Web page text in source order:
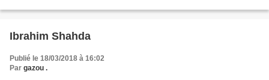
Ibrahim Shahda
Publié le 18/03/2018 à 16:02
Par gazou .